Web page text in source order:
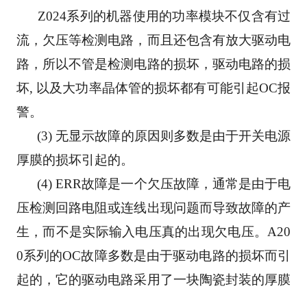
流，欠压等检测电路，而且还包含有放大驱动电
路，所以不管是检测电路的损坏，驱动电路的损
坏, 以及大功率晶体管的损坏都有可能引起OC报
警。
      (3) 无显示故障的原因则多数是由于开关电源
厚膜的损坏引起的。
      (4) ERR故障是一个欠压故障，通常是由于电
压检测回路电阻或连线出现问题而导致故障的产
生，而不是实际输入电压真的出现欠电压。A20
0系列的OC故障多数是由于驱动电路的损坏而引
起的，它的驱动电路采用了一块陶瓷封装的厚膜